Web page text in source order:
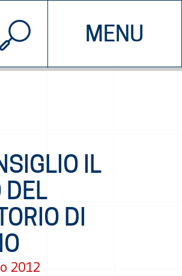
MENU
CHI SIAMO
© 2026 EDDYBURG
IL
DEL
DI
2012